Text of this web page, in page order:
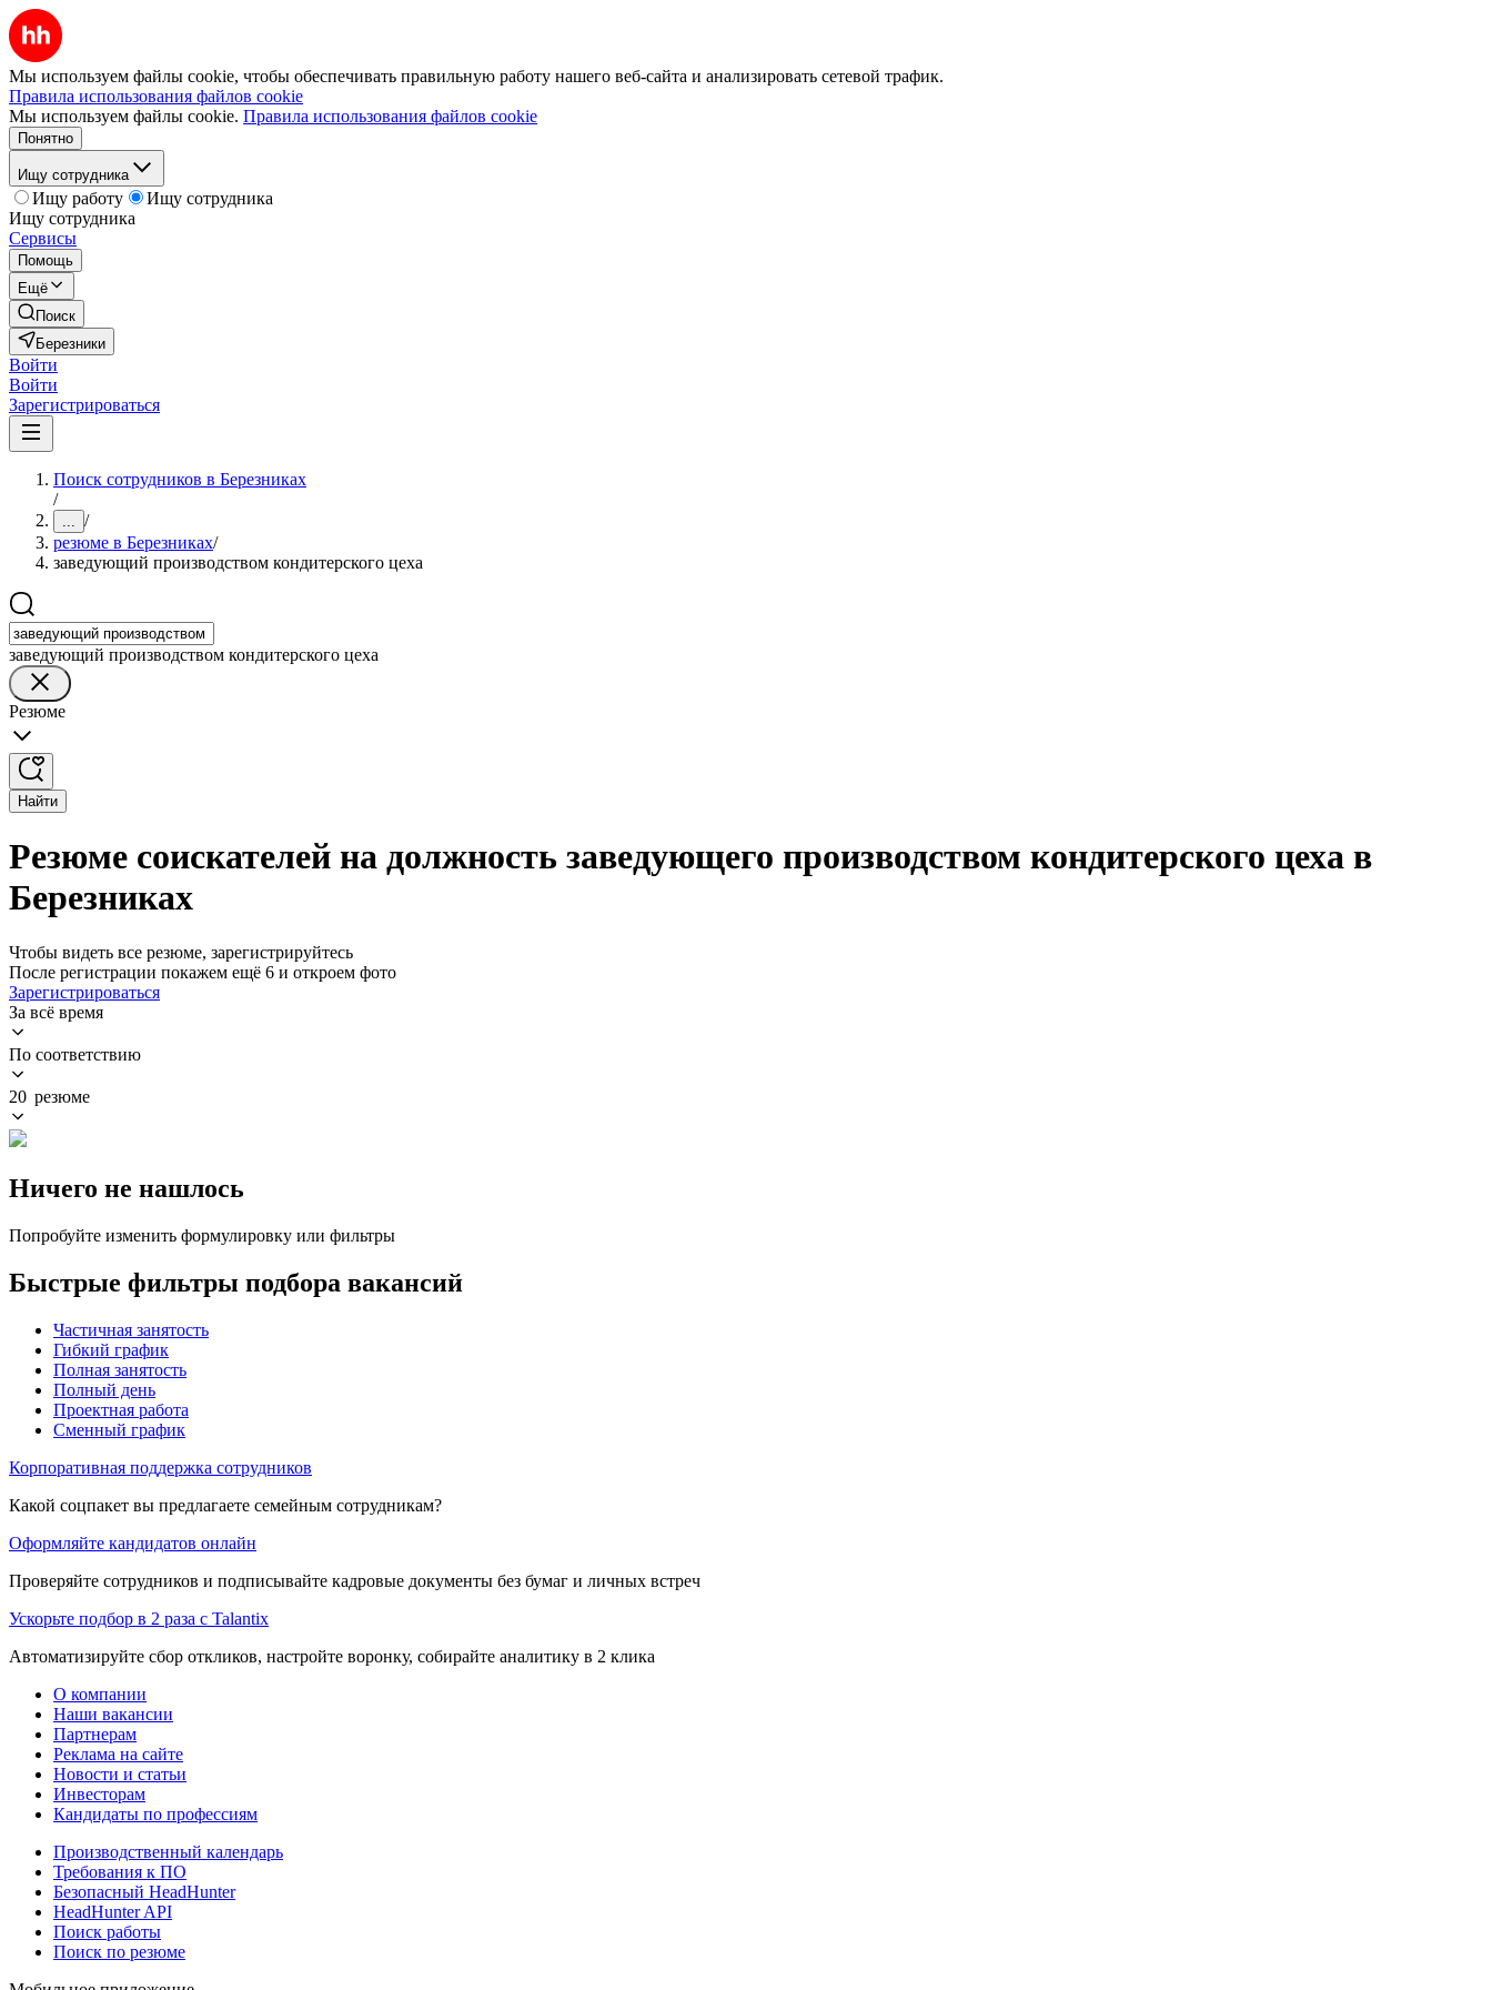
Мы используем файлы cookie, чтобы обеспечивать правильную работу нашего веб-сайта и анализировать сетевой трафик.
Правила использования файлов cookie
Мы используем файлы cookie. Правила использования файлов cookie
Понятно
Ищу сотрудника
Ищу работу
Ищу сотрудника
Ищу сотрудника
Сервисы
Помощь
Ещё
Поиск
Березники
Войти
Войти
Зарегистрироваться
Поиск сотрудников в Березниках
/
... /
резюме в Березниках/
заведующий производством кондитерского цеха
заведующий производством кондитерского цеха
Резюме
Найти
Резюме соискателей на должность заведующего производством кондитерского цеха в
Березниках
Чтобы видеть все резюме, зарегистрируйтесь
После регистрации покажем ещё 6 и откроем фото
Зарегистрироваться
За всё время
По соответствию
20 резюме
Ничего не нашлось
Попробуйте изменить формулировку или фильтры
Быстрые фильтры подбора вакансий
Частичная занятость
Гибкий график
Полная занятость
Полный день
Проектная работа
Сменный график
Корпоративная поддержка сотрудников
Какой соцпакет вы предлагаете семейным сотрудникам?
Оформляйте кандидатов онлайн
Проверяйте сотрудников и подписывайте кадровые документы без бумаг и личных встреч
Ускорьте подбор в 2 раза с Talantix
Автоматизируйте сбор откликов, настройте воронку, собирайте аналитику в 2 клика
О компании
Наши вакансии
Партнерам
Реклама на сайте
Новости и статьи
Инвесторам
Кандидаты по профессиям
Производственный календарь
Требования к ПО
Безопасный HeadHunter
HeadHunter API
Поиск работы
Поиск по резюме